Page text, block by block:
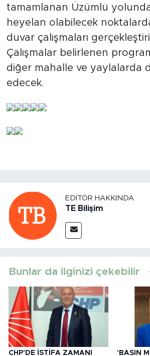
tamamlanan Üzümlü
heyelan olabilecek
duvar çalışmaları
Çalışmalar belirlenen
diğer mahalle ve yaylalarda
edecek.
EDITÖR HAKKINDA
TE Bilişim
Bunlar da ilginizi çekebilir
CHP'DE İSTİFA ZAMANI 'BASIN